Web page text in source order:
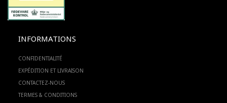
INFORMATIONS
CONFIDENTIALITÉ
EXPÉDITION ET LIVRAISON
CONTACTEZ-NOUS
TERMES & CONDITIONS